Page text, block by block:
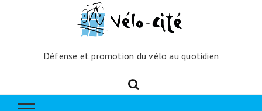
Défense et promotion du vélo au quotidien